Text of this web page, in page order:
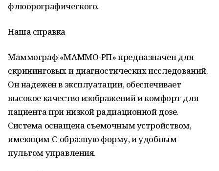
флюорографического.
Наша справка
Маммограф «МАММО-РП» предназначен для
скрининговых и диагностических исследований.
Он надежен в эксплуатации, обеспечивает
высокое качество изображений и комфорт для
пациента при низкой радиационной дозе.
Система оснащена съемочным устройством,
имеющим С-образную форму, и удобным
пультом управления.